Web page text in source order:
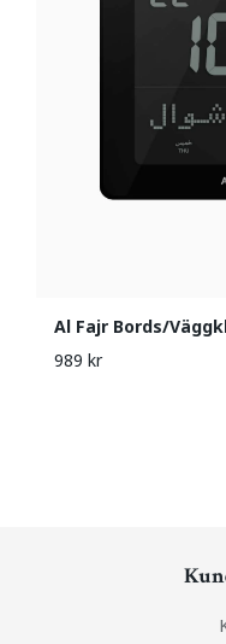
Al Fajr Bords/
989 kr